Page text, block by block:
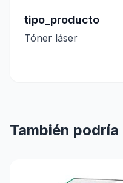
tipo_producto
Tóner láser
También